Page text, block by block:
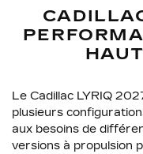
Le Cadillac LYRIQ
plusieurs
aux besoins de
versions à propulsion